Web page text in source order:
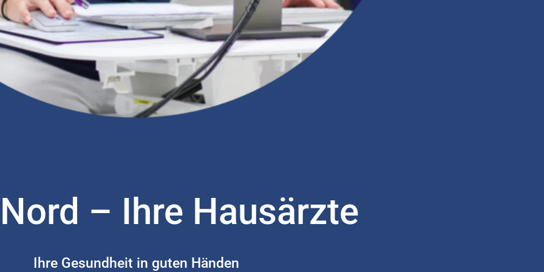
– Ihre Hausärzte
Ihre Gesundheit in guten Händen